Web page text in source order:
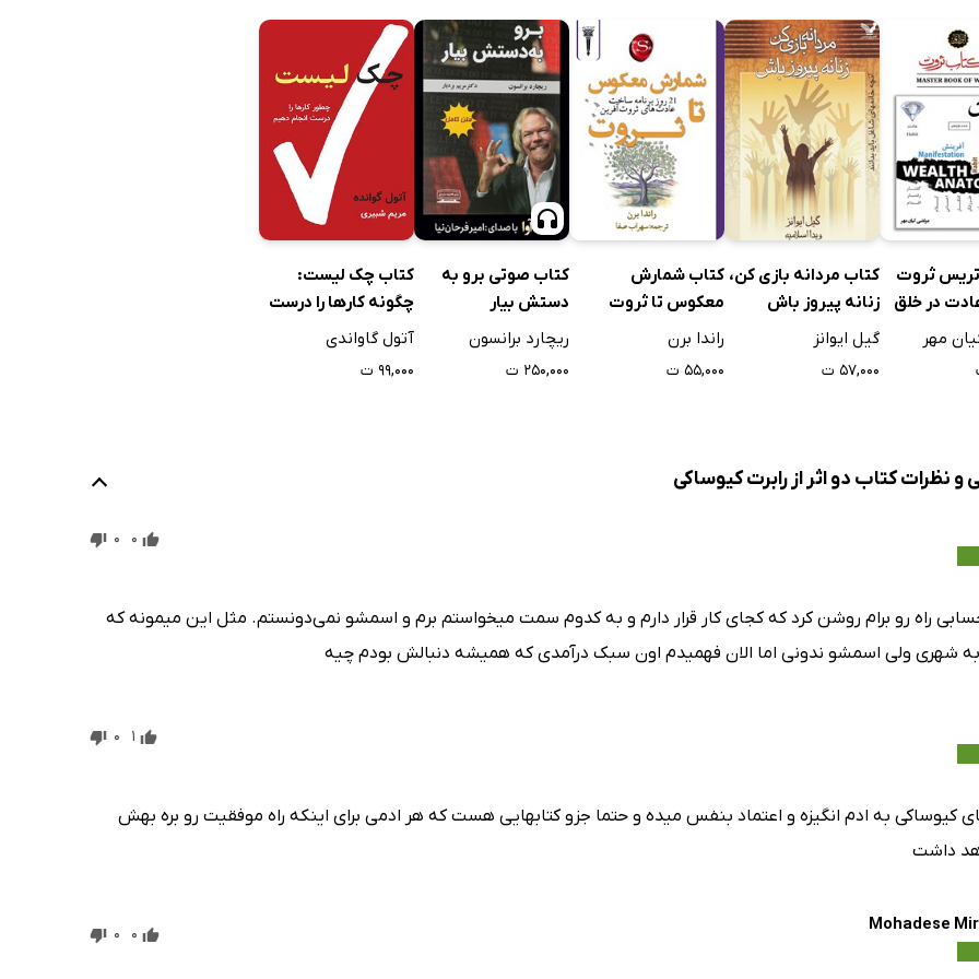
ثروت
در خلق
مهر
کتاب مردانه بازی کن،
زنانه پیروز باش
گیل ایوانز
۵۷,۰۰۰ ت
کتاب شمارش
معکوس تا ثروت
راندا برن
۵۵,۰۰۰ ت
کتاب صوتی برو به
دستش بیار
ریچارد برانسون
۲۵۰,۰۰۰ ت
کتاب چک لیست:
چگونه کارها را درست
انجام دهیم؟
آتول گاواندی
۹۹,۰۰۰ ت
و نظرات کتاب دو اثر از رابرت کیوساکی
0
0
راه رو برام روشن کرد که کجای کار قرار دارم و به کدوم سمت میخواستم برم و اسمشو نمی‌دونستم. مثل این میمونه که
شهری ولی اسمشو ندونی اما الان فهمیدم اون سبک درآمدی که همیشه دنبالش بودم چیه
1
0
کیوساکی به ادم انگیزه و اعتماد بنفس میده و حتما جزو کتابهایی هست که هر ادمی برای اینکه راه موفقیت رو بره بهش
داشت
Mohadese
0
0